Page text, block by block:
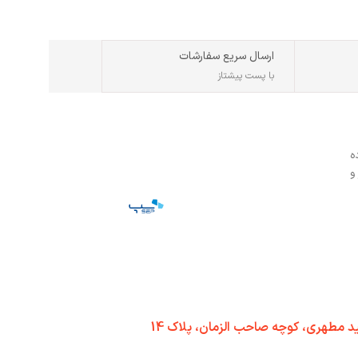
ارسال سریع سفارشات
با پست پیشتاز
مطهری، کوچه صاحب الزمان، پلاک 14